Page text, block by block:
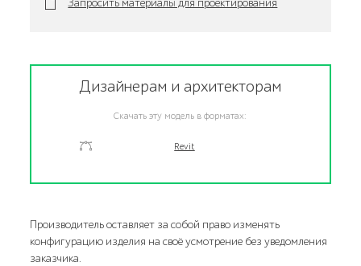
Дизайнерам и архитекторам
Скачать эту модель в форматах:
Revit
Производитель оставляет за собой право изменять
конфигурацию изделия на своё усмотрение без уведомления
заказчика.